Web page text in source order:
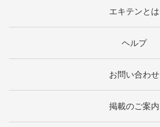
エキテンとは
ヘルプ
お問い合わせ
掲載のご案内